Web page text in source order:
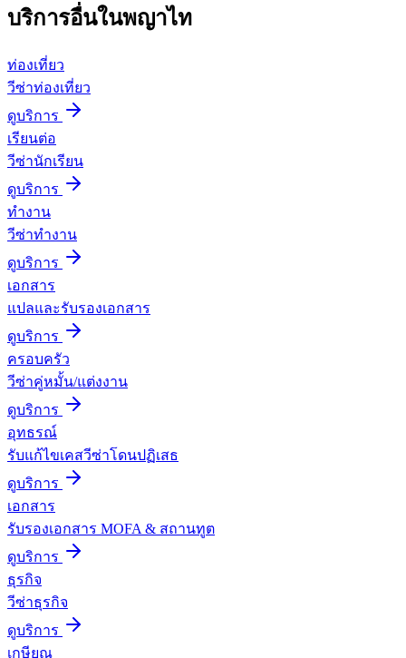
บริการอื่นในพญาไท
ท่องเที่ยว
วีซ่าท่องเที่ยว
ดูบริการ
เรียนต่อ
วีซ่านักเรียน
ดูบริการ
ทำงาน
วีซ่าทำงาน
ดูบริการ
เอกสาร
แปลและรับรองเอกสาร
ดูบริการ
ครอบครัว
วีซ่าคู่หมั้น/แต่งงาน
ดูบริการ
อุทธรณ์
รับแก้ไขเคสวีซ่าโดนปฏิเสธ
ดูบริการ
เอกสาร
รับรองเอกสาร MOFA & สถานทูต
ดูบริการ
ธุรกิจ
วีซ่าธุรกิจ
ดูบริการ
เกษียณ